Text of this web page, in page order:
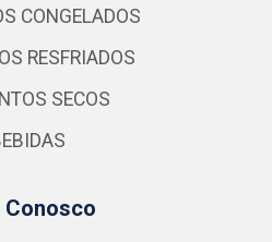
CONGELADOS
RESFRIADOS
SECOS
Conosco